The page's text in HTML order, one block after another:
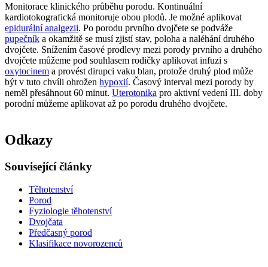
Monitorace klinického průběhu porodu. Kontinuální
kardiotokografická monitoruje obou plodů. Je možné aplikovat
epidurální analgezii. Po porodu prvního dvojčete se podváže
pupečník a okamžitě se musí zjistí stav, poloha a naléhání druhého
dvojčete. Snížením časové prodlevy mezi porody prvního a druhého
dvojčete můžeme pod souhlasem rodičky aplikovat infuzi s
oxytocinem a provést dirupci vaku blan, protože druhý plod může
být v tuto chvíli ohrožen hypoxií. Časový interval mezi porody by
neměl přesáhnout 60 minut. Uterotonika pro aktivní vedení III. doby
porodní můžeme aplikovat až po porodu druhého dvojčete.
Odkazy
Související články
Těhotenství
Porod
Fyziologie těhotenství
Dvojčata
Předčasný porod
Klasifikace novorozenců